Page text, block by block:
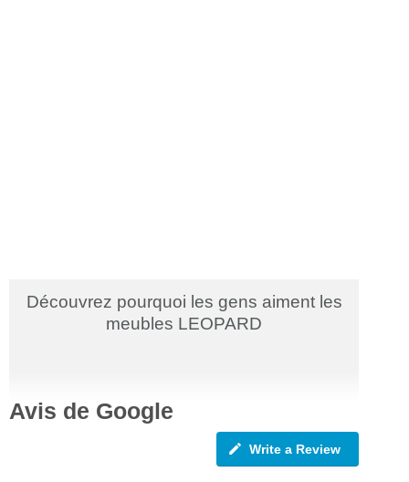
Découvrez pourquoi les gens aiment les
meubles LEOPARD
Avis de Google
Write a Review